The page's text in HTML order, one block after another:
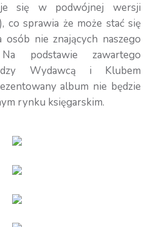
się w podwójnej wersji
co sprawia że może stać się
osób nie znających naszego
podstawie zawartego
Wydawcą i Klubem
album nie będzie
rynku księgarskim.